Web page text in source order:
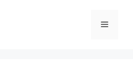
選